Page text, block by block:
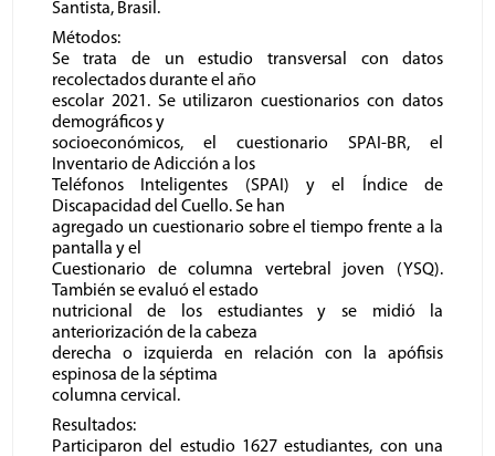
Santista, Brasil.
Métodos:
Se trata de un estudio transversal con datos
recolectados durante el año
escolar 2021. Se utilizaron cuestionarios con datos
demográficos y
socioeconómicos, el cuestionario SPAI-BR, el
Inventario de Adicción a los
Teléfonos Inteligentes (SPAI) y el Índice de
Discapacidad del Cuello. Se han
agregado un cuestionario sobre el tiempo frente a la
pantalla y el
Cuestionario de columna vertebral joven (YSQ).
También se evaluó el estado
nutricional de los estudiantes y se midió la
anteriorización de la cabeza
derecha o izquierda en relación con la apófisis
espinosa de la séptima
columna cervical.
Resultados:
Participaron del estudio 1627 estudiantes, con una